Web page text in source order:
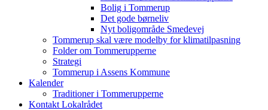
Bolig i Tommerup
Det gode børneliv
Nyt boligområde Smedevej
Tommerup skal være modelby for klimatilpasning
Folder om Tommerupperne
Strategi
Tommerup i Assens Kommune
Kalender
Traditioner i Tommerupperne
Kontakt Lokalrådet